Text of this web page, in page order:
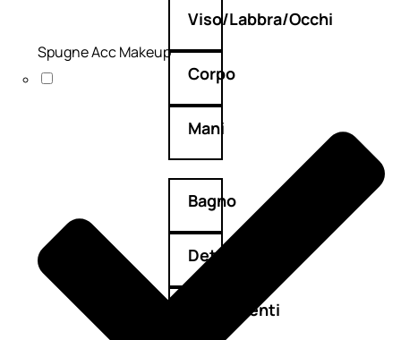
Viso/Labbra/Occhi
Corpo
Mani
Bagno
Detergenza
Trattamenti
Spugne Acc Makeup